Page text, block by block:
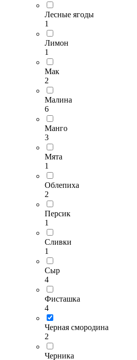
Лесные ягоды
1
Лимон
1
Мак
2
Малина
6
Манго
3
Мята
1
Облепиха
2
Персик
1
Сливки
1
Сыр
4
Фисташка
4
Черная смородина
2
Черника